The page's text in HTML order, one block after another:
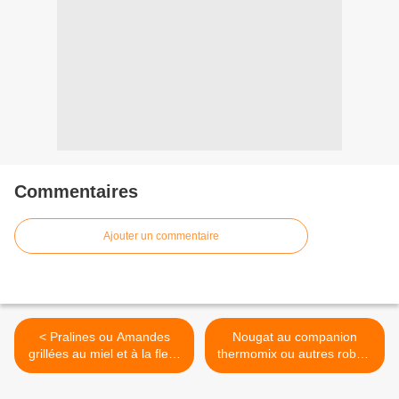
Commentaires
Ajouter un commentaire
< Pralines ou Amandes
grillées au miel et à la fleur
de sel
Nougat au companion
thermomix ou autres robots
>